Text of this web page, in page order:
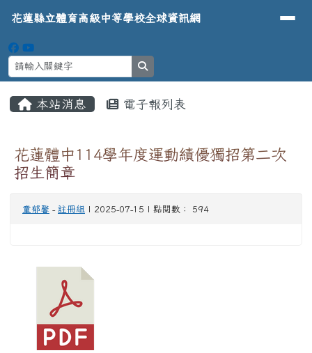
花蓮縣立體育高級中等學校全球資
導覽列
花蓮縣立體育高級中等學校全球資訊網
本站消息 電子報列表
花蓮體中114學年度運動績優獨招第二次
招生簡章
童郁馨 - 註冊組 | 2025-07-15 | 點閱數： 594